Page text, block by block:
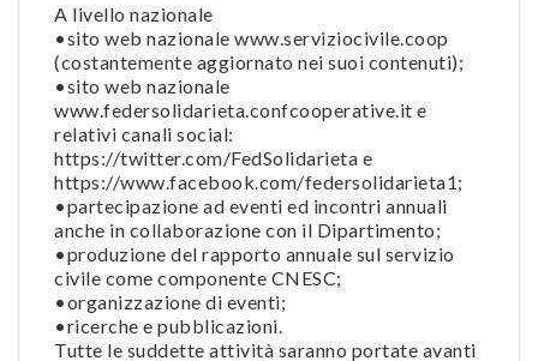
A livello nazionale
•sito web nazionale www.serviziocivile.coop
(costantemente aggiornato nei suoi contenuti);
•sito web nazionale
www.federsolidarieta.confcooperative.it e
relativi canali social:
https://twitter.com/FedSolidarieta e
https://www.facebook.com/federsolidarieta1;
•partecipazione ad eventi ed incontri annuali
anche in collaborazione con il Dipartimento;
•produzione del rapporto annuale sul servizio
civile come componente CNESC;
•organizzazione di eventi;
•ricerche e pubblicazioni.
Tutte le suddette attività saranno portate avanti